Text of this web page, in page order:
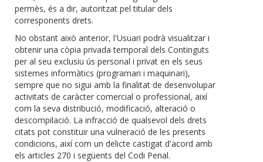
permès, és a dir, autoritzat pel titular dels
corresponents drets.
No obstant això anterior, l'Usuari podrà visualitzar i
obtenir una còpia privada temporal dels Continguts
per al seu exclusiu ús personal i privat en els seus
sistemes informàtics (programari i maquinari),
sempre que no sigui amb la finalitat de desenvolupar
activitats de caràcter comercial o professional, així
com la seva distribució, modificació, alteració o
descompilació. La infracció de qualsevol dels drets
citats pot constituir una vulneració de les presents
condicions, així com un delicte castigat d'acord amb
els articles 270 i següents del Codi Penal.